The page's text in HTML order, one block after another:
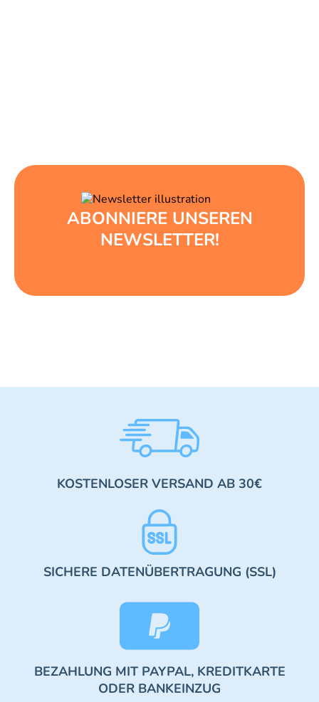
ABONNIERE UNSEREN
NEWSLETTER!
KOSTENLOSER VERSAND AB 30€
SICHERE DATENÜBERTRAGUNG (SSL)
BEZAHLUNG MIT PAYPAL, KREDITKARTE
ODER BANKEINZUG